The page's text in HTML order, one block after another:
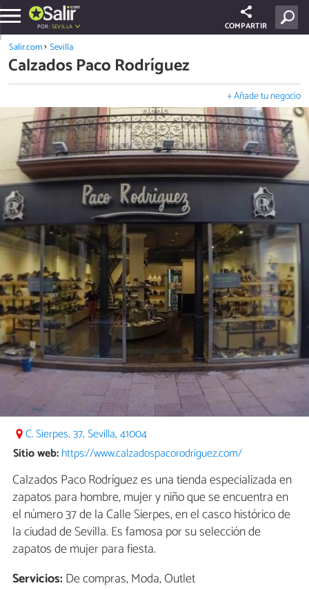
POR: SEVILLA COMPARTIR
Salir.com Sevilla
Calzados Paco Rodríguez
+ Añade tu negocio
C. Sierpes, 37, Sevilla, 41004
Sitio web:https://www.calzadospacorodriguez.com/
Calzados Paco Rodríguez es una tienda especializada en
zapatos para hombre, mujer y niño que se encuentra en
el número 37 de la Calle Sierpes, en el casco histórico de
la ciudad de Sevilla. Es famosa por su selección de
zapatos de mujer para fiesta.
Servicios:De compras, Moda, Outlet